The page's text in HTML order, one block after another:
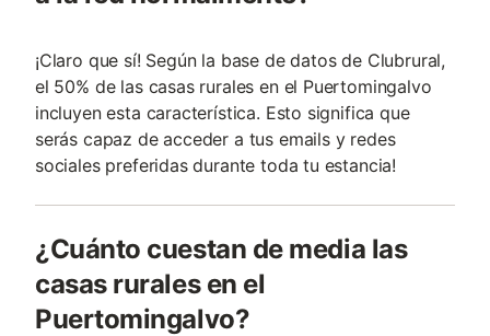
¡Claro que sí! Según la base de datos de Clubrural,
el 50% de las casas rurales en el Puertomingalvo
incluyen esta característica. Esto significa que
serás capaz de acceder a tus emails y redes
sociales preferidas durante toda tu estancia!
¿Cuánto cuestan de media las
casas rurales en el
Puertomingalvo?